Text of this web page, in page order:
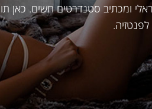
סטנדרטים חשים. כאן